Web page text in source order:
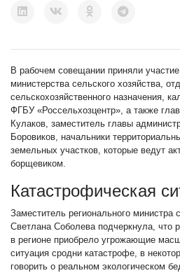
В рабочем совещании приняли
министерства сельского хозяйства,
сельскохозяйственного назначения,
ФГБУ «Россельхозцентр», а также
Кулаков, заместитель главы
Боровиков, начальники
земельных участков, которые ведут
борщевиком.
Катастрофическая
Заместитель регионального министра
Светлана Соболева подчеркнула, что
в регионе приобрело угрожающие
ситуация сродни катастрофе, в
говорить о реальном экологическом